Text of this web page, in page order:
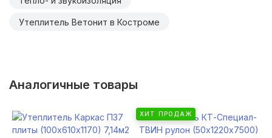
Утеплитель Ветонит в Костроме
Аналогичные товары
ХИТ ПРОДАЖ